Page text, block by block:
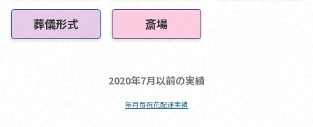
葬儀形式 斎場
2020年7月以前の実績
年月毎祝花配達実績